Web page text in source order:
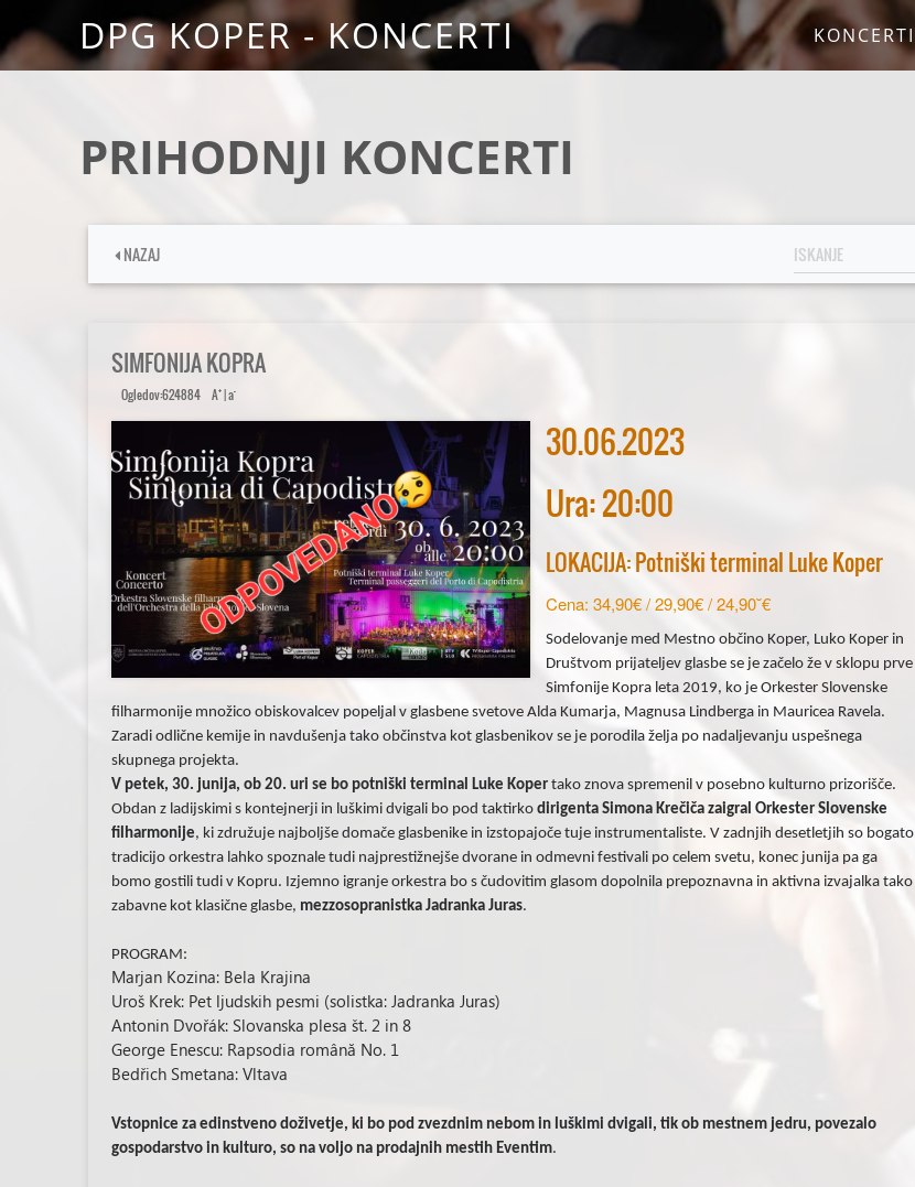
DPG KOPER - KONCERTI KONCERTI
PRIHODNJI KONCERTI
NAZAJ
SIMFONIJA KOPRA
Ogledov:624884A+|a-
30.06.2023
Ura: 20:00
LOKACIJA: Potniški terminal Luke Koper
Cena: 34,90€ / 29,90€ / 24,90˘€
Sodelovanje med Mestno občino Koper, Luko Koper in
Društvom prijateljev glasbe se je začelo že v sklopu prve
Simfonije Kopra leta 2019, ko je Orkester Slovenske
filharmonije množico obiskovalcev popeljal v glasbene svetove Alda Kumarja, Magnusa Lindberga in Mauricea Ravela.
Zaradi odlične kemije in navdušenja tako občinstva kot glasbenikov se je porodila želja po nadaljevanju uspešnega
skupnega projekta.
V petek, 30. junija, ob 20. uri se bo potniški terminal Luke Koper tako znova spremenil v posebno kulturno prizorišče.
Obdan z ladijskimi s kontejnerji in luškimi dvigali bo pod taktirkodirigenta Simona Krečiča zaigral Orkester Slovenske
filharmonije, ki združuje najboljše domače glasbenike in izstopajoče tuje instrumentaliste. V zadnjih desetletjih so bogato
tradicijo orkestra lahko spoznale tudi najprestižnejše dvorane in odmevni festivali po celem svetu, konec junija pa ga
bomo gostili tudi v Kopru. Izjemno igranje orkestra bo s čudovitim glasom dopolnila prepoznavna in aktivna izvajalka tako
zabavne kot klasične glasbe, mezzosopranistka Jadranka Juras.
PROGRAM:
Marjan Kozina: Bela Krajina
Uroš Krek: Pet ljudskih pesmi (solistka: Jadranka Juras)
Antonin Dvořák: Slovanska plesa št. 2 in 8
George Enescu: Rapsodia română No. 1
Bedřich Smetana: Vltava
Vstopnice za edinstveno doživetje, ki bo pod zvezdnim nebom in luškimi dvigali, tik ob mestnem jedru, povezalo
gospodarstvo in kulturo, so na voljo na prodajnih mestih Eventim.